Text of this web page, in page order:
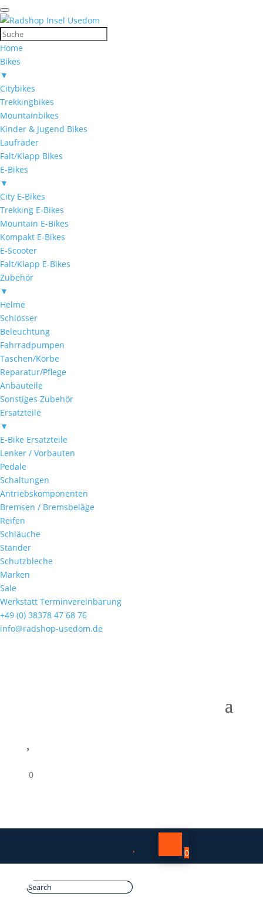
Home
Bikes
▼
Citybikes
Trekkingbikes
Mountainbikes
Kinder & Jugend Bikes
Laufräder
Falt/Klapp Bikes
E-Bikes
▼
City E-Bikes
Trekking E-Bikes
Mountain E-Bikes
Kompakt E-Bikes
E-Scooter
Falt/Klapp E-Bikes
Zubehör
▼
Helme
Schlösser
Beleuchtung
Fahrradpumpen
Taschen/Körbe
Reparatur/Pflege
Anbauteile
Sonstiges Zubehör
Ersatzteile
▼
E-Bike Ersatzteile
Lenker / Vorbauten
Pedale
Schaltungen
Antriebskomponenten
Bremsen / Bremsbeläge
Reifen
Schläuche
Ständer
Schutzbleche
Marken
Sale
Werkstatt Terminvereinbarung
+49 (0) 38378 47 68 76
info@radshop-usedom.de
0
0